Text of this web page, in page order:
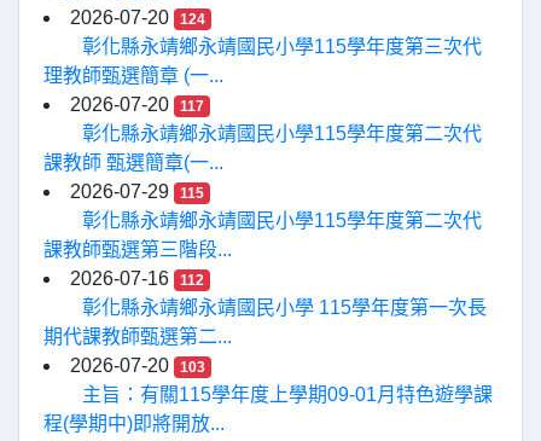
2026-07-20
124
彰化縣永靖鄉永靖國民小學115學年度第三次代
理教師甄選簡章 (一...
2026-07-20
117
彰化縣永靖鄉永靖國民小學115學年度第二次代
課教師 甄選簡章(一...
2026-07-29
115
彰化縣永靖鄉永靖國民小學115學年度第二次代
課教師甄選第三階段...
2026-07-16
112
彰化縣永靖鄉永靖國民小學 115學年度第一次長
期代課教師甄選第二...
2026-07-20
103
主旨：有關115學年度上學期09-01月特色遊學課
程(學期中)即將開放...